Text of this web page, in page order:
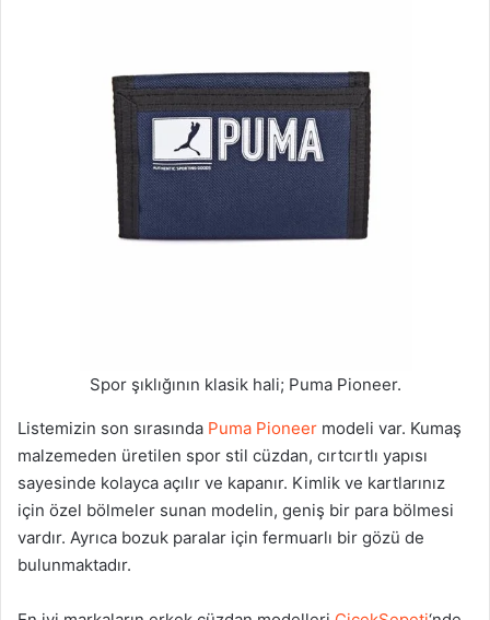
Spor şıklığının klasik hali; Puma Pioneer.
Listemizin son sırasında Puma Pioneer modeli var. Kumaş
malzemeden üretilen spor stil cüzdan, cırtcırtlı yapısı
sayesinde kolayca açılır ve kapanır. Kimlik ve kartlarınız
için özel bölmeler sunan modelin, geniş bir para bölmesi
vardır. Ayrıca bozuk paralar için fermuarlı bir gözü de
bulunmaktadır.